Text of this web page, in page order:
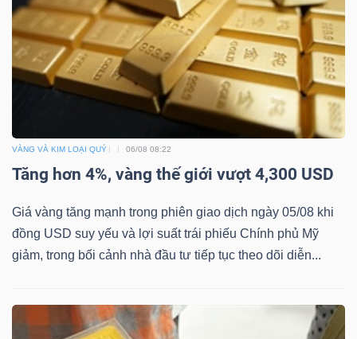
VÀNG VÀ KIM LOẠI QUÝ 06/08 08:22
Tăng hơn 4%, vàng thế giới vượt 4,300 USD
Giá vàng tăng mạnh trong phiên giao dịch ngày 05/08 khi
đồng USD suy yếu và lợi suất trái phiếu Chính phủ Mỹ
giảm, trong bối cảnh nhà đầu tư tiếp tục theo dõi diễn...